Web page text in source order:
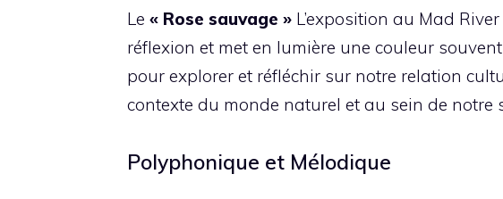
Le « Rose sauvage » L’exposition au Mad
réflexion et met en lumière une couleur
pour explorer et réfléchir sur notre relation
contexte du monde naturel et au sein de notre
Polyphonique et Mélodique